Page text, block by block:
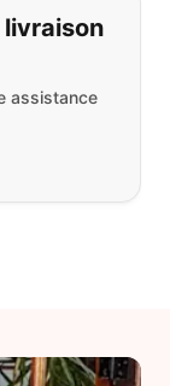
livraison
assistance